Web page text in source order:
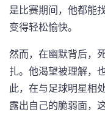
是比赛期间，他都能
变得轻松愉快。
然而，在幽默背后，
扎。他渴望被理解，
此，在与足球明星相
露出自己的脆弱面，